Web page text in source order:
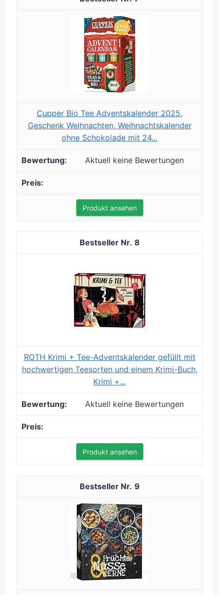
Cupper Bio Tee Adventskalender 2025,
Geschenk Weihnachten, Weihnachtskalender
ohne Schokolade mit 24...
Aktuell keine Bewertungen
Produkt ansehen
8
ROTH Krimi + Tee-Adventskalender gefüllt mit
hochwertigen Teesorten und einem Krimi-Buch,
Krimi +...
Aktuell keine Bewertungen
Produkt ansehen
9